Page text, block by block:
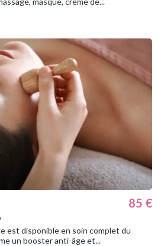
85 €
est disponible en soin complet du
un booster anti-âge et...